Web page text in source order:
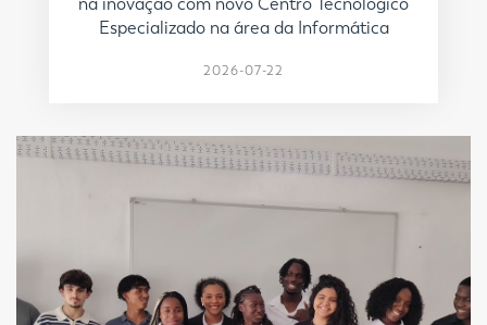
Especializado na área da Informática
2026-07-22